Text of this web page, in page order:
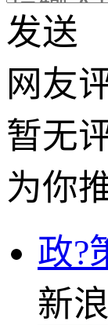
发送
网友
暂无
为你
政?
新